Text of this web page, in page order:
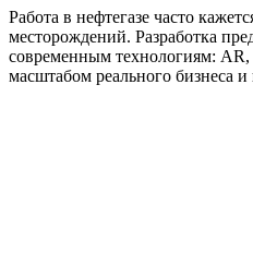
Работа в нефтегазе часто
месторождений. Разработка
современным технологиям:
масштабом реального бизнеса